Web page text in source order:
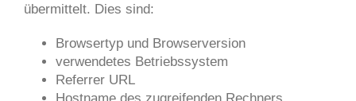
übermittelt. Dies sind:
Browsertyp und Browserversion
verwendetes Betriebssystem
Referrer URL
Hostname des zugreifenden Rechners